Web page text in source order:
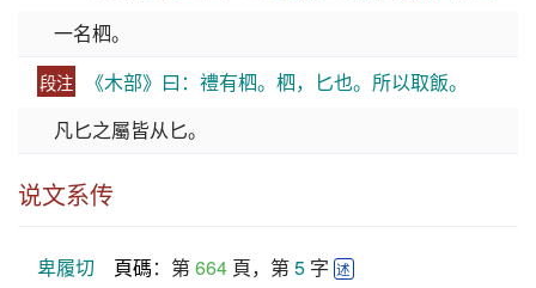
一名柶。
段注
《木部》曰：禮有柶。柶，匕也。所以取飯。
凡匕之屬皆从匕。
说文系传
卑履切 頁碼：第 664 頁，第 5 字 述